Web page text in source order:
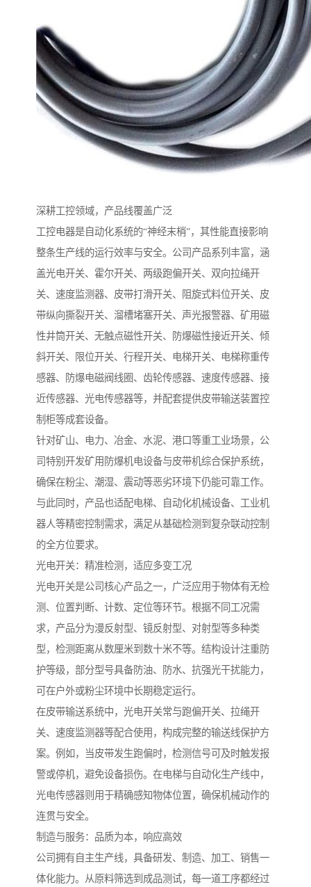
深耕工控领域，产品线覆盖广泛
工控电器是自动化系统的“神经末梢”，其性能直接影响
整条生产线的运行效率与安全。公司产品系列丰富，涵
盖光电开关、霍尔开关、两级跑偏开关、双向拉绳开
关、速度监测器、皮带打滑开关、阻旋式料位开关、皮
带纵向撕裂开关、溜槽堵塞开关、声光报警器、矿用磁
性井筒开关、无触点磁性开关、防爆磁性接近开关、倾
斜开关、限位开关、行程开关、电梯开关、电梯称重传
感器、防爆电磁阀线圈、齿轮传感器、速度传感器、接
近传感器、光电传感器等，并配套提供皮带输送装置控
制柜等成套设备。
针对矿山、电力、冶金、水泥、港口等重工业场景，公
司特别开发矿用防爆机电设备与皮带机综合保护系统，
确保在粉尘、潮湿、震动等恶劣环境下仍能可靠工作。
与此同时，产品也适配电梯、自动化机械设备、工业机
器人等精密控制需求，满足从基础检测到复杂联动控制
的全方位要求。
光电开关：精准检测，适应多变工况
光电开关是公司核心产品之一，广泛应用于物体有无检
测、位置判断、计数、定位等环节。根据不同工况需
求，产品分为漫反射型、镜反射型、对射型等多种类
型，检测距离从数厘米到数十米不等。结构设计注重防
护等级，部分型号具备防油、防水、抗强光干扰能力，
可在户外或粉尘环境中长期稳定运行。
在皮带输送系统中，光电开关常与跑偏开关、拉绳开
关、速度监测器等配合使用，构成完整的输送线保护方
案。例如，当皮带发生跑偏时，检测信号可及时触发报
警或停机，避免设备损伤。在电梯与自动化生产线中，
光电传感器则用于精确感知物体位置，确保机械动作的
连贯与安全。
制造与服务：品质为本，响应高效
公司拥有自主生产线，具备研发、制造、加工、销售一
体化能力。从原料筛选到成品测试，每一道工序都经过